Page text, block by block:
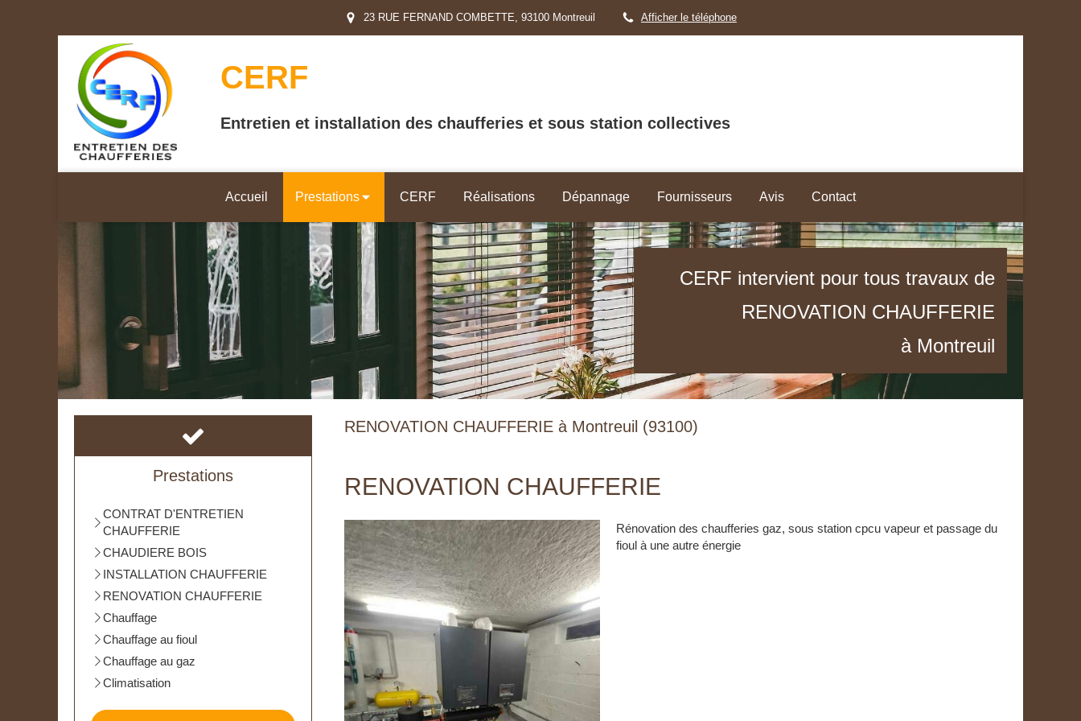
23 RUE FERNAND COMBETTE, 93100 Montreuil Afficher le téléphone
CERF
Entretien et installation des chaufferies et sous station collectives
Accueil Prestations CERF Réalisations Dépannage Fournisseurs Avis Contact
CERF intervient pour tous travaux de
RENOVATION CHAUFFERIE
à Montreuil
RENOVATION CHAUFFERIE à Montreuil (93100)
RENOVATION CHAUFFERIE
Rénovation des chaufferies gaz, sous station cpcu vapeur et passage du
fioul à une autre énergie
Prestations
CONTRAT D'ENTRETIEN
CHAUFFERIE
CHAUDIERE BOIS
INSTALLATION CHAUFFERIE
RENOVATION CHAUFFERIE
Chauffage
Chauffage au fioul
Chauffage au gaz
Climatisation